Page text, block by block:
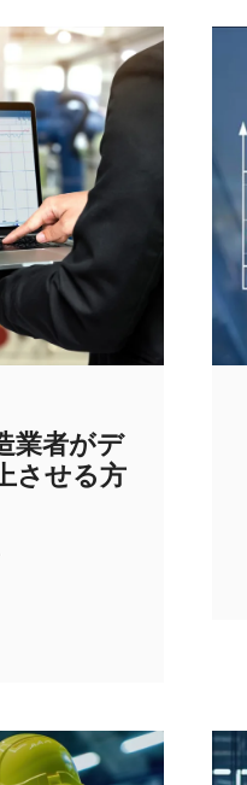
業者がデ
させる方